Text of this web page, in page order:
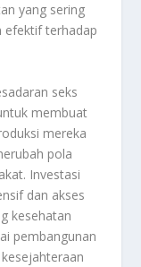
yang sering
efektif terhadap
seks
membuat
mereka
pola
Investasi
dan akses
kesehatan
pembangunan